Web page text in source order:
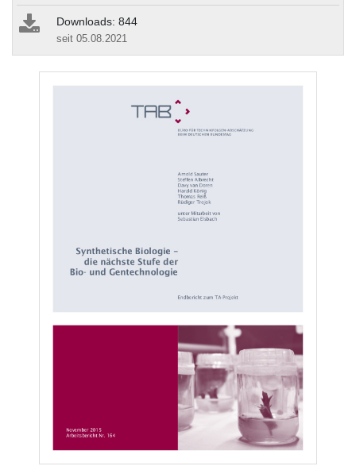
Downloads: 844
seit 05.08.2021